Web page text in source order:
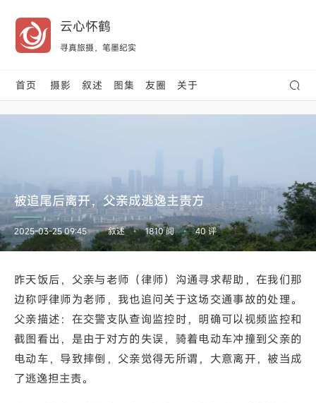
云心怀鹤
寻真旅摄，笔墨纪实
首页 摄影 叙述 图集 友圈 关于
被追尾后离开，父亲成逃逸主责方
2025-03-25 09:45 • 叙述 • 1810 阅 • 40 评
昨天饭后，父亲与老师（律师）沟通寻求帮助，在我们那
边称呼律师为老师，我也追问关于这场交通事故的处理。
父亲描述：在交警支队查询监控时，明确可以视频监控和
截图看出，是由于对方的失误，骑着电动车冲撞到父亲的
电动车，导致摔倒，父亲觉得无所谓，大意离开，被当成
了逃逸担主责。